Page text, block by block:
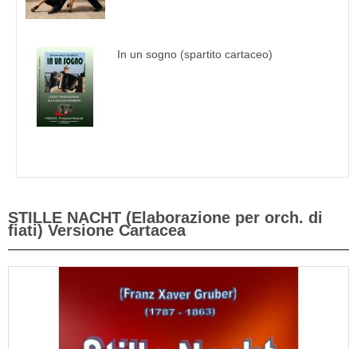
In un sogno (spartito cartaceo)
STILLE NACHT (Elaborazione per orch. di
fiati) Versione Cartacea